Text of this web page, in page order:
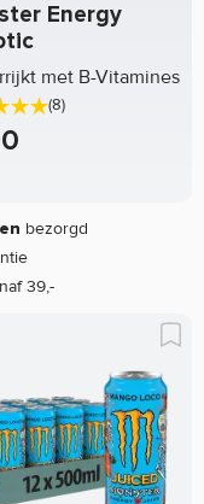
Energy
met B-Vitamines
(8)
bezorgd
39,-